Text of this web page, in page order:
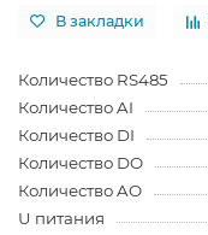
В закладки
Количество RS485
Количество AI
Количество DI
Количество DO
Количество AO
U питания